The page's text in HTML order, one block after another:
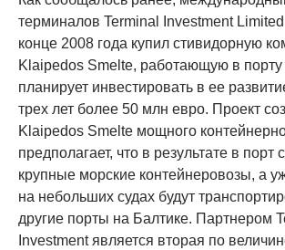
терминалов Terminal Investment
конце 2008 года купил стивидорную
Klaipedos Smelte, работающую в
планирует инвестировать в ее
трех лет более 50 млн евро. Проект
Klaipedos Smelte мощного
предполагает, что в результате в порт
крупные морские контейнеровозы, а
на небольших судах будут
другие порты на Балтике. Партнером
Investment является вторая по